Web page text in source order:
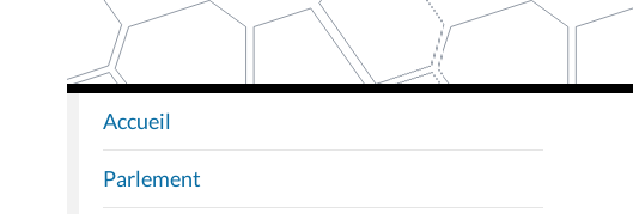
N
A
V
Accueil
Parlement